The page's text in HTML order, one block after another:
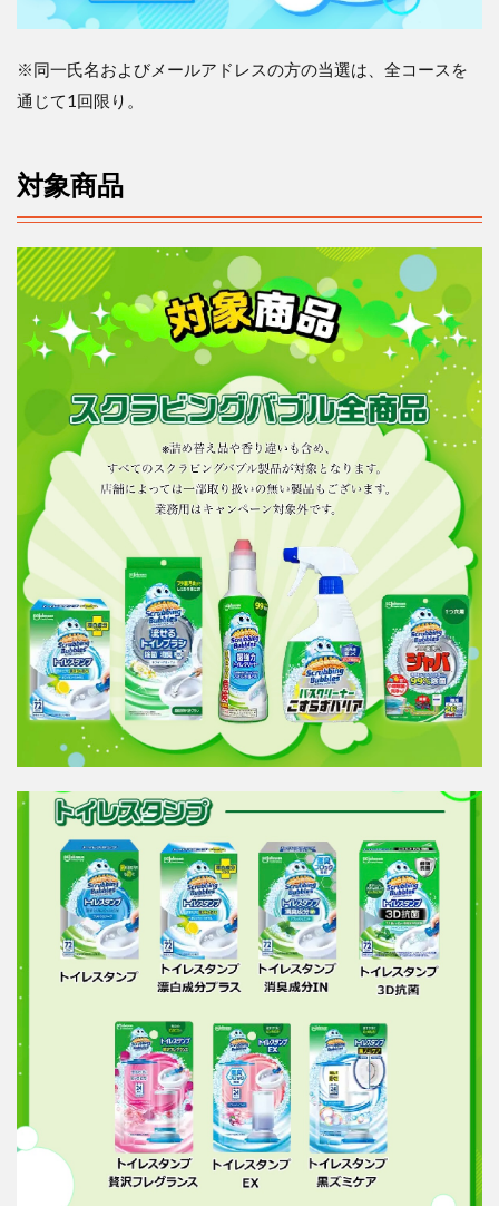
※同一氏名およびメールアドレスの方の当選は、全コースを
通じて1回限り。
対象商品